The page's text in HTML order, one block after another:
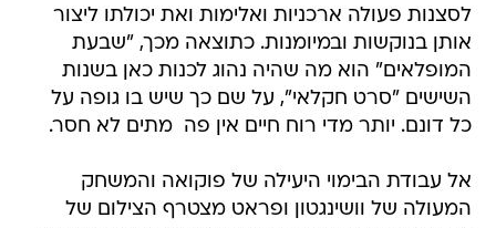
לסצנות פעולה ארכניות ואלימות ואת יכולתו ליצור
אותן בנוקשות ובמיומנות. כתוצאה מכך, "שבעת
המופלאים" הוא מה שהיה נהוג לכנות כאן בשנות
השישים "סרט חקלאי", על שם כך שיש בו גופה על
כל דונם. יותר מדי רוח חיים אין פה  מתים לא חסר.
אל עבודת הבימוי היעילה של פוקואה והמשחק
המעולה של וושינגטון ופראט מצטרף הצילום של